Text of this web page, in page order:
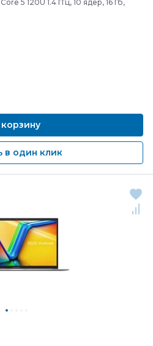
5 120U 1.4 ГГц, 10 ядер, 16 Гб,
в один клик